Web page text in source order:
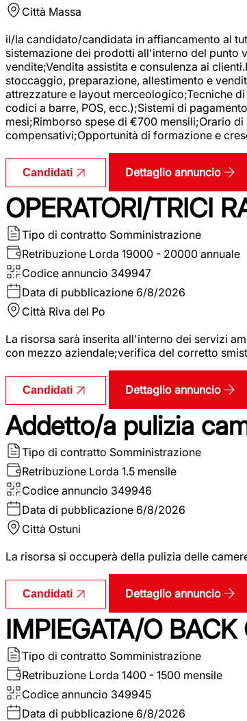
Città Massa
il/la candidato/candidata in affiancamento al
sistemazione dei prodotti all'interno del punto
vendite;Vendita assistita e consulenza ai
stoccaggio, preparazione, allestimento e
attrezzature e layout merceologico;Tecniche
codici a barre, POS, ecc.);Sistemi di
mesi;Rimborso spese di €700 mensili;Orario
compensativi;Opportunità di formazione e
Candidati Dettaglio annuncio
OPERATORI/TRICI
Tipo di contratto Somministrazione
Retribuzione Lorda 19000 - 20000 annuale
Codice annuncio 349947
Data di pubblicazione 6/8/2026
Città Riva del Po
La risorsa sarà inserita all'interno dei servizi
con mezzo aziendale;verifica del corretto
Candidati Dettaglio annuncio
Addetto/a pulizia
Tipo di contratto Somministrazione
Retribuzione Lorda 1.5 mensile
Codice annuncio 349946
Data di pubblicazione 6/8/2026
Città Ostuni
La risorsa si occuperà della pulizia delle
Candidati Dettaglio annuncio
IMPIEGATA/O
Tipo di contratto Somministrazione
Retribuzione Lorda 1400 - 1500 mensile
Codice annuncio 349945
Data di pubblicazione 6/8/2026